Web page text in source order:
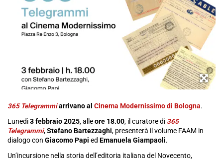
365 Telegrammiarrivano al Cinema Modernissimo di Bologna.
Lunedì3 febbraio 2025, alleore 18.00, il curatore di 365
Telegrammi,Stefano Bartezzaghi, presenterà il volume FAAM in
dialogo con Giacomo Papi ed Emanuela Giampaoli.
Un’incursione nella storia dell’editoria italiana del Novecento,